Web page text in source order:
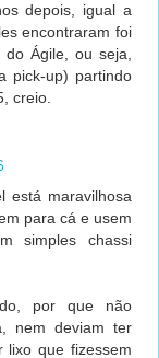
depois, igual a
encontraram foi
Ágile, ou seja,
pick-up) partindo
creio.
está maravilhosa
para cá e usem
simples chassi
por que não
nem deviam ter
lixo que fizessem